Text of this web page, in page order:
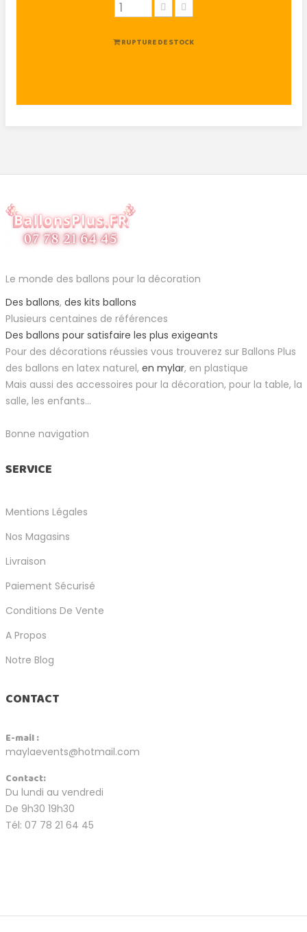
RUPTURE DE STOCK
Le monde des ballons pour la décoration
Des ballons, des kits ballons
Plusieurs centaines de références
Des ballons pour satisfaire les plus exigeants
Pour des décorations réussies vous trouverez sur Ballons Plus
des ballons en latex naturel, en mylar, en plastique
Mais aussi des accessoires pour la décoration, pour la table, la
salle, les enfants...
Bonne navigation
SERVICE
Mentions Légales
Nos Magasins
Livraison
Paiement Sécurisé
Conditions De Vente
A Propos
Notre Blog
CONTACT
E-mail :
maylaevents@hotmail.com
Contact:
Du lundi au vendredi
De 9h30 19h30
Tél: 07 78 21 64 45